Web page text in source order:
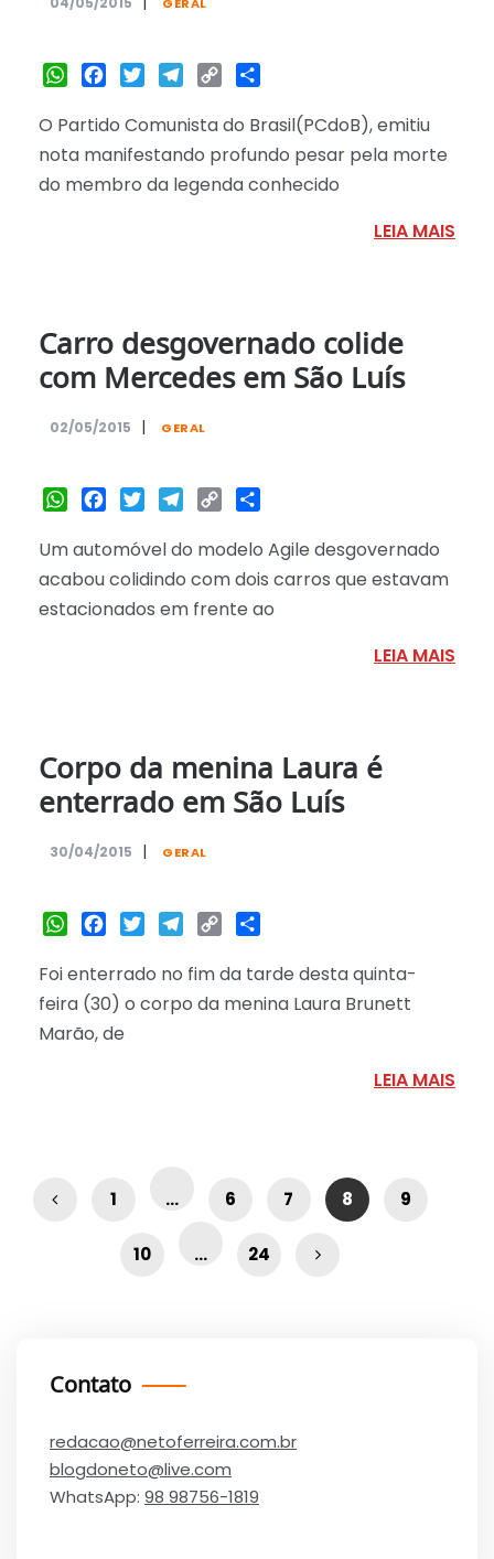
WhatsAppFacebook
Twitter Telegram
Copy
O Partido Comunista do Brasil(PCdoB), emitiu
nota manifestando profundo pesar pela morte
do membro da legenda conhecido
LEIA MAIS
Carro desgovernado colide
com Mercedes em São Luís
02/05/2015 | GERAL
WhatsAppFacebook
Twitter Telegram
Copy
Um automóvel do modelo Agile desgovernado
acabou colidindo com dois carros que estavam
estacionados em frente ao
LEIA MAIS
Corpo da menina Laura é
enterrado em São Luís
30/04/2015 | GERAL
WhatsAppFacebook
Twitter Telegram
Copy
Foi enterrado no fim da tarde desta quinta-
feira (30) o corpo da menina Laura Brunett
Marão, de
LEIA MAIS
1 … 6 7 8 9
10 … 24
Contato
redacao@netoferreira.com.br
blogdoneto@live.com
WhatsApp: 98 98756-1819